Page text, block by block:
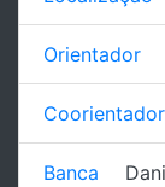
Orientador
Coorientador
Banca